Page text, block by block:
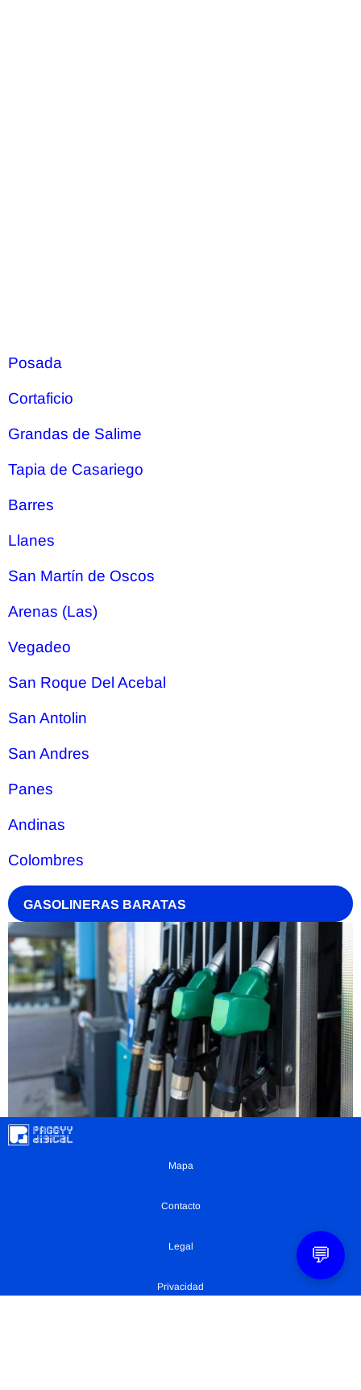
Posada
Cortaficio
Grandas de Salime
Tapia de Casariego
Barres
Llanes
San Martín de Oscos
Arenas (Las)
Vegadeo
San Roque Del Acebal
San Antolin
San Andres
Panes
Andinas
Colombres
GASOLINERAS BARATAS
Mapa
Contacto
Legal
Privacidad
💬